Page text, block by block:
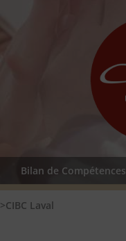
Bilan de Compétences
>CIBC Laval